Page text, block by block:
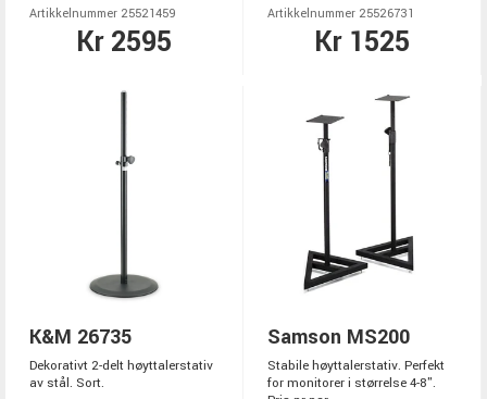
Artikkelnummer 25521459
Kr 2595
Artikkelnummer 25526731
Kr 1525
K&M 26735
Dekorativt 2-delt høyttalerstativ
av stål. Sort.
Samson MS200
Stabile høyttalerstativ. Perfekt
for monitorer i størrelse 4-8".